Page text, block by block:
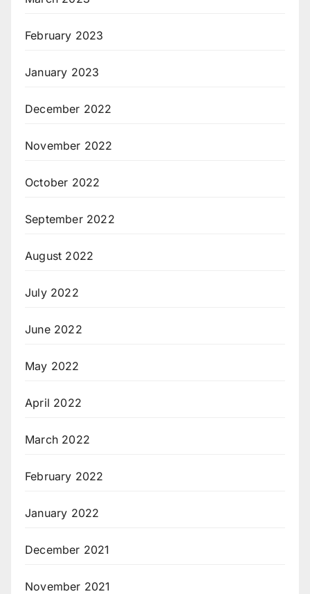
February 2023
January 2023
December 2022
November 2022
October 2022
September 2022
August 2022
July 2022
June 2022
May 2022
April 2022
March 2022
February 2022
January 2022
December 2021
November 2021